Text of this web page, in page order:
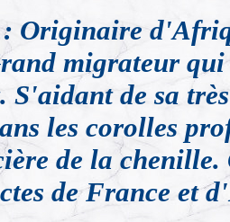
: Originaire
migrateur qui
S'aidant de sa
les corolles
de la
de France et